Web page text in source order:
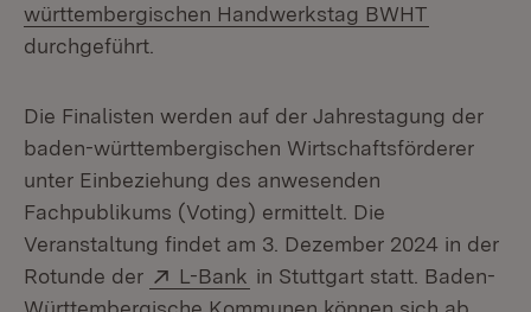
württembergischen Handwerkstag BWHT
durchgeführt.
Die Finalisten werden auf der Jahrestagung der
baden-württembergischen Wirtschaftsförderer
unter Einbeziehung des anwesenden
Fachpublikums (Voting) ermittelt. Die
Veranstaltung findet am 3. Dezember 2024 in der
Rotunde der
Extern:
L-Bank (Öffnet in neuem Fenster)
in Stuttgart statt. Baden-